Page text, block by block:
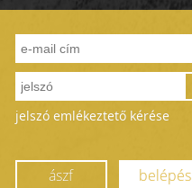
jelszó emlékeztető kérése
ászf
belépés